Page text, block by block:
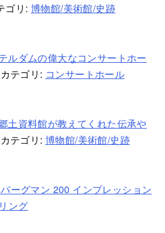
ゴリ: 博物館/美術館/史跡
ルダムの偉大なコンサートホー
カテゴリ: コンサートホール
土資料館が教えてくれた伝承や
カテゴリ: 博物館/美術館/史跡
ーグマン 200 インプレッション
ング